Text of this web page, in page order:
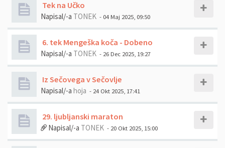
Tek na Učko
Napisal/-a TONEK - 04 Maj 2025, 09:50
6. tek Mengeška koča - Dobeno
Napisal/-a TONEK - 26 Dec 2025, 19:27
Iz Sečovega v Sečovlje
Napisal/-a hoja - 24 Okt 2025, 17:41
29. ljubljanski maraton
Napisal/-a TONEK - 20 Okt 2025, 15:00